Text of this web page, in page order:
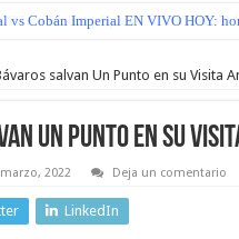
FC vs Suchitepéquez EN VIVO
salvan Un Punto en su Visita
Un Punto en su
2022 Deja un comentario
LinkedIn